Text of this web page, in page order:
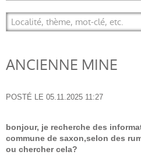
ANCIENNE MINE
POSTÉ LE 05.11.2025 11:27
bonjour, je recherche des
commune de saxon,selon des
ou chercher cela?